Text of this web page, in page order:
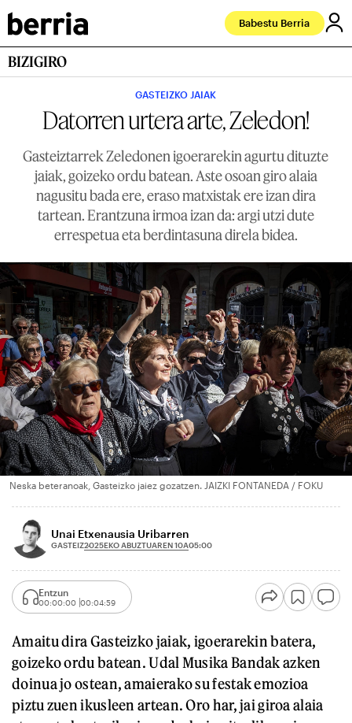
Babestu Berria
BIZIGIRO
GASTEIZKO JAIAK
Datorren urtera arte, Zeledon!
Gasteiztarrek Zeledonen igoerarekin agurtu dituzte
jaiak, goizeko ordu batean. Aste osoan giro alaia
nagusitu bada ere, eraso matxistak ere izan dira
tartean. Erantzuna irmoa izan da: argi utzi dute
errespetua eta berdintasuna direla bidea.
Neska beteranoak, Gasteizko jaiez gozatzen. JAIZKI FONTANEDA / FOKU
Unai Etxenausia Uribarren
GASTEIZ2025EKO ABUZTUAREN 10A05:00
Entzun
00:00:00 00:04:59
Amaitu dira Gasteizko jaiak, igoerarekin batera,
goizeko ordu batean. Udal Musika Bandak azken
doinua jo ostean, amaierako su festak emozioa
piztu zuen ikusleen artean. Oro har, jai giroa alaia